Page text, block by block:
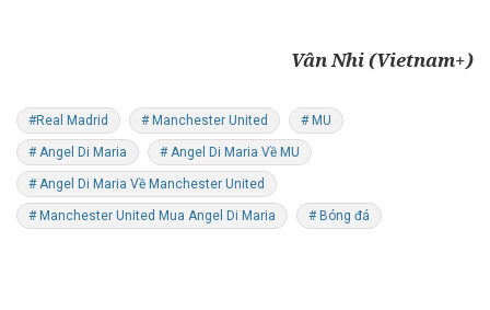
Vân Nhi (Vietnam+)
#Real Madrid # Manchester United # MU
# Angel Di Maria # Angel Di Maria Về MU
# Angel Di Maria Về Manchester United
# Manchester United Mua Angel Di Maria # Bóng đá